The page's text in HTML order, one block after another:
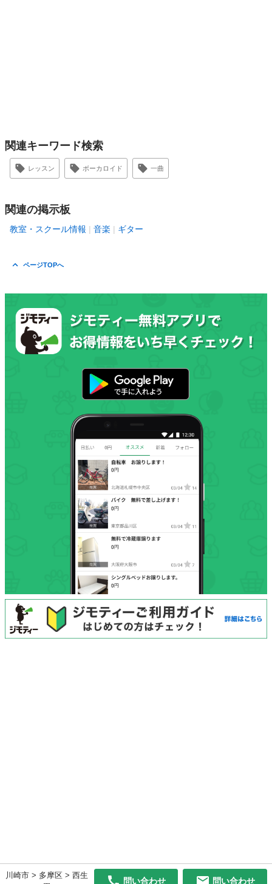
川崎市 > 多摩区 > 西生
問い合わせ 問い合わせ
関連キーワード検索
レッスン ボーカロイド 一曲
関連の掲示板
教室・スクール情報 音楽 ギター
ページTOPへ